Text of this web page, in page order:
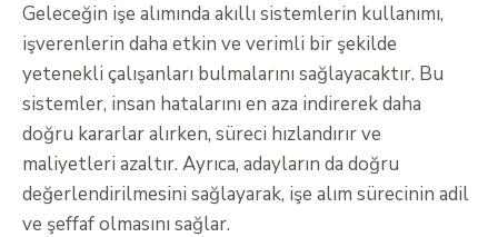
Geleceğin işe alımında akıllı sistemlerin kullanımı,
işverenlerin daha etkin ve verimli bir şekilde
yetenekli çalışanları bulmalarını sağlayacaktır. Bu
sistemler, insan hatalarını en aza indirerek daha
doğru kararlar alırken, süreci hızlandırır ve
maliyetleri azaltır. Ayrıca, adayların da doğru
değerlendirilmesini sağlayarak, işe alım sürecinin adil
ve şeffaf olmasını sağlar.